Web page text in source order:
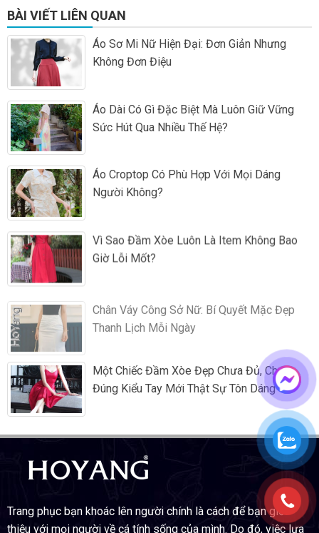
BÀI VIẾT LIÊN QUAN
Áo Sơ Mi Nữ Hiện Đại: Đơn Giản Nhưng
Không Đơn Điệu
Áo Dài Có Gì Đặc Biệt Mà Luôn Giữ Vững
Sức Hút Qua Nhiều Thế Hệ?
Áo Croptop Có Phù Hợp Với Mọi Dáng
Người Không?
Vì Sao Đầm Xòe Luôn Là Item Không Bao
Giờ Lỗi Mốt?
Chân Váy Công Sở Nữ: Bí Quyết Mặc Đẹp
Thanh Lịch Mỗi Ngày
Một Chiếc Đầm Xòe Đẹp Chưa Đủ, Chọn
Đúng Kiểu Tay Mới Thật Sự Tôn Dáng
Trang phục bạn khoác lên người chính là cách để bạn giới
thiệu với mọi người về cá tính sống của mình. Do đó, việc lựa